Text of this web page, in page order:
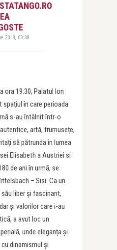
2018, 03:38
ora 19:30, Palatul Ion
în care perioada
s-au întâlnit într-o
artă, frumusețe,
să pătrunda în lumea
Elisabeth a Austriei si
de ani în urmă, se
– Sisi. Ca un
liber și fascinant,
și valorilor care i-au
a avut loc un
unde eleganța și
dinamismul și